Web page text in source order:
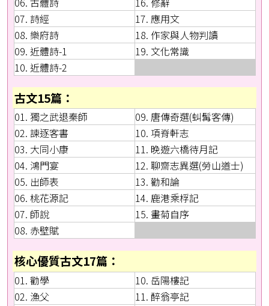
07. 詩經
17. 應用文
08. 樂府詩
18. 作家與人物判讀
09. 近體詩-1
19. 文化常識
10. 近體詩-2
古文15篇：
01. 獨之武退秦師
09. 唐傳奇選(虯髯客傳)
02. 諫逐客書
10. 項脊軒志
03. 大同小康
11. 晚遊六橋待月記
04. 鴻門宴
12. 聊齋志異選(勞山道士)
05. 出師表
13. 勸和論
06. 桃花源記
14. 鹿港乘桴記
07. 師說
15. 畫菊自序
08. 赤壁賦
核心優質古文17篇：
01. 勸學
10. 岳陽樓記
02. 漁父
11. 醉翁亭記